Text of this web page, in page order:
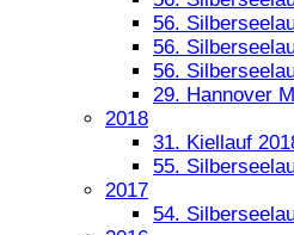
56.
56.
56.
29. Hannover
2018
31. Kiellauf
55.
2017
54.